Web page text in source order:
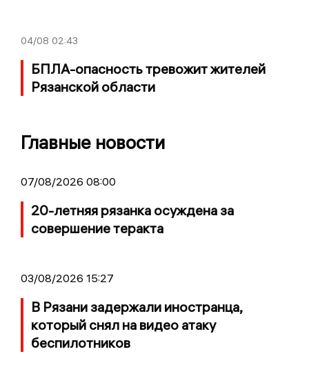
04/08 02:43
БПЛА-опасность тревожит жителей
Рязанской области
Главные новости
07/08/2026 08:00
20-летняя рязанка осуждена за
совершение теракта
03/08/2026 15:27
В Рязани задержали иностранца,
который снял на видео атаку
беспилотников